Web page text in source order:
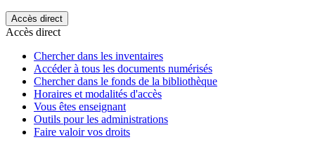
Accès direct
Accès direct
Chercher dans les inventaires
Accéder à tous les documents numérisés
Chercher dans le fonds de la bibliothèque
Horaires et modalités d'accès
Vous êtes enseignant
Outils pour les administrations
Faire valoir vos droits